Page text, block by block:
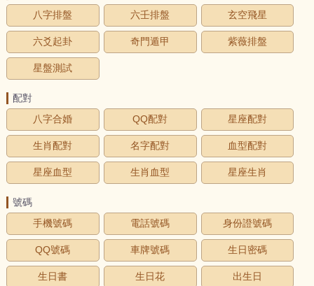
八字排盤
六壬排盤 玄空飛星
六爻起卦 奇門遁甲 紫薇排盤
星盤測試
配對
八字合婚
QQ配對 星座配對
生肖配對 名字配對 血型配對
星座血型 生肖血型 星座生肖
號碼
手機號碼
電話號碼 身份證號碼
QQ號碼 車牌號碼 生日密碼
生日書 生日花 出生日